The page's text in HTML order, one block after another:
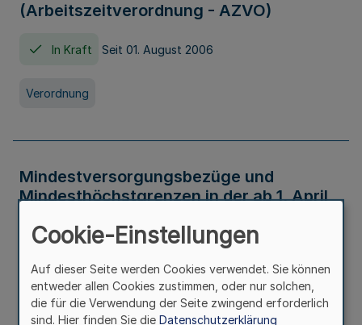
(Arbeitszeitverordnung - AZVO)
In Kraft Seit 01. August 2006
Verordnung
Mindestversorgungsbezüge und
Mindesthöchstgrenzen in der ab 1. April
Verwaltungsvorschrift
Cookie-Einstellungen
Auf dieser Seite werden Cookies verwendet. Sie können
entweder allen Cookies zustimmen, oder nur solchen,
die für die Verwendung der Seite zwingend erforderlich
sind. Hier finden Sie die Datenschutzerklärung